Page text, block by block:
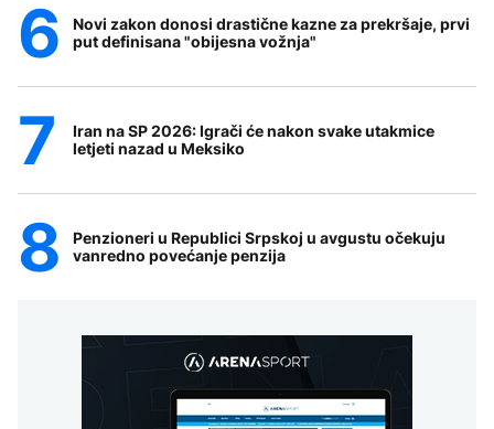
Novi zakon donosi drastične kazne za prekršaje, prvi
put definisana "obijesna vožnja"
Iran na SP 2026: Igrači će nakon svake utakmice
letjeti nazad u Meksiko
Penzioneri u Republici Srpskoj u avgustu očekuju
vanredno povećanje penzija